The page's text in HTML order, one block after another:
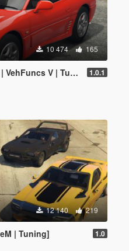
10 474 165
V | Tuning | Template] 1.0.1
12 140 219
| Tuning] 1.0